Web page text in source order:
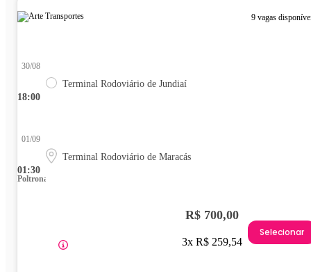
9 vagas
18:00
30/08
Terminal Rodoviário de Jundiaí
01:30
01/09
Terminal Rodoviário de Maracás
Poltrona
R$ 700,00
3x R$ 259,54
Selecionar